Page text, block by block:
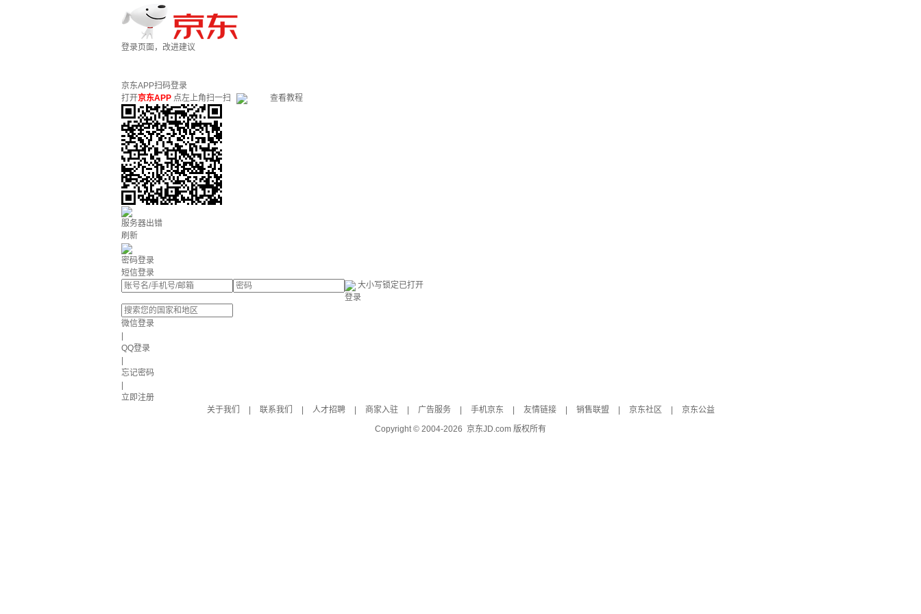
登录页面，改进建议
京东APP扫码登录
打开京东APP 点左上角扫一扫 查看教程
服务器出错
刷新
密码登录
短信登录
大小写锁定已打开
登录
微信登录
QQ登录
忘记密码
立即注册
关于我们
联系我们 人才招聘 商家入驻 广告服务 手机京东 友情链接 销售联盟 京东社区
京东公益
Copyright © 2004-2026 京东JD.com 版权所有